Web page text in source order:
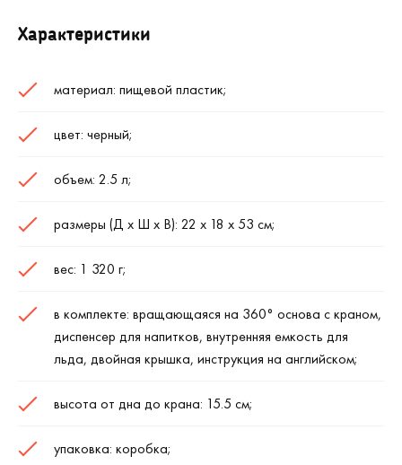
Характеристики
материал: пищевой пластик;
цвет: черный;
объем: 2.5 л;
размеры (Д х Ш х В): 22 х 18 х 53 см;
вес: 1 320 г;
в комплекте: вращающаяся на 360° основа с краном,
диспенсер для напитков, внутренняя емкость для
льда, двойная крышка, инструкция на английском;
высота от дна до крана: 15.5 см;
упаковка: коробка;